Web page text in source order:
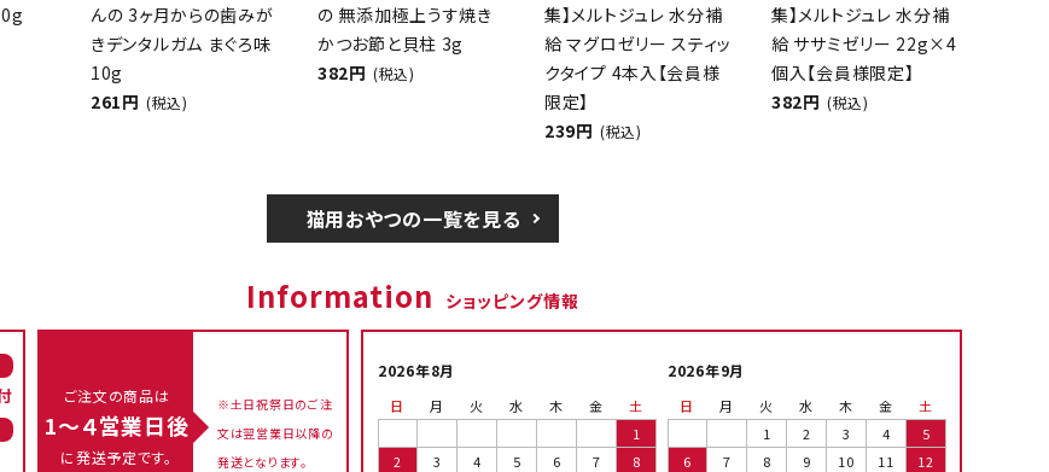
んの 3ヶ月からの歯みが
きデンタルガム まぐろ味
10g
261円 (税込)
の 無添加極上うす焼き
かつお節と貝柱 3g
382円 (税込)
集】メルトジュレ 水分補
給 マグロゼリー スティッ
クタイプ 4本入【会員様
限定】
239円 (税込)
集】メルトジュレ 水分補
給 ササミゼリー 22g×4
個入【会員様限定】
382円 (税込)
猫用おやつの一覧を見る
Information ショッピング情報
ご注文の商品は
1～４営業日後
に発送予定です。
※土日祝祭日のご注
文は翌営業日以降の
発送となります。
2026年8月
日 月 火 水 木 金
土
1
2
3 4 5 6 7
8
2026年9月
日 月 火 水 木 金
土
1
2 3 4
5
6
7 8 9 10 11
12